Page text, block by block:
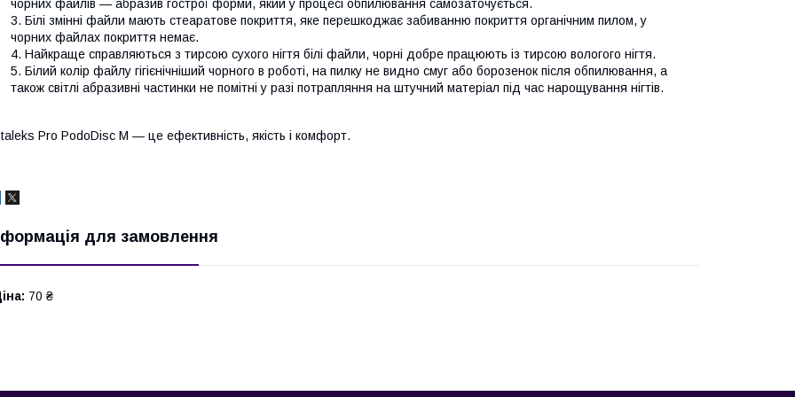
чорних файлів — абразив гострої форми, який у процесі обпилювання самозаточується.
Білі змінні файли мають стеаратове покриття, яке перешкоджає забиванню покриття органічним пилом, у
чорних файлах покриття немає.
Найкраще справляються з тирсою сухого нігтя білі файли, чорні добре працюють із тирсою вологого нігтя.
Білий колір файлу гігієнічніший чорного в роботі, на пилку не видно смуг або борозенок після обпилювання, а
також світлі абразивні частинки не помітні у разі потрапляння на штучний матеріал під час нарощування нігтів.
Pro PodoDisc М — це ефективність, якість і комфорт.
для замовлення
70 ₴